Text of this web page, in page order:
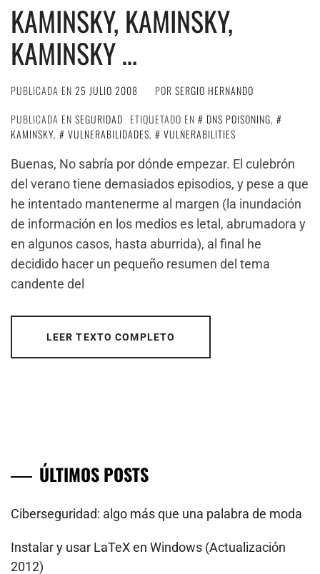
KAMINSKY, KAMINSKY,
KAMINSKY …
PUBLICADA EN 25 JULIO 2008 POR SERGIO HERNANDO
PUBLICADA EN SEGURIDAD ETIQUETADO EN DNS POISONING,
KAMINSKY, VULNERABILIDADES,
VULNERABILITIES
Buenas, No sabría por dónde empezar. El culebrón
del verano tiene demasiados episodios, y pese a que
he intentado mantenerme al margen (la inundación
de información en los medios es letal, abrumadora y
en algunos casos, hasta aburrida), al final he
decidido hacer un pequeño resumen del tema
candente del
LEER TEXTO COMPLETO
ÚLTIMOS POSTS
Ciberseguridad: algo más que una palabra de moda
Instalar y usar LaTeX en Windows (Actualización
2012)